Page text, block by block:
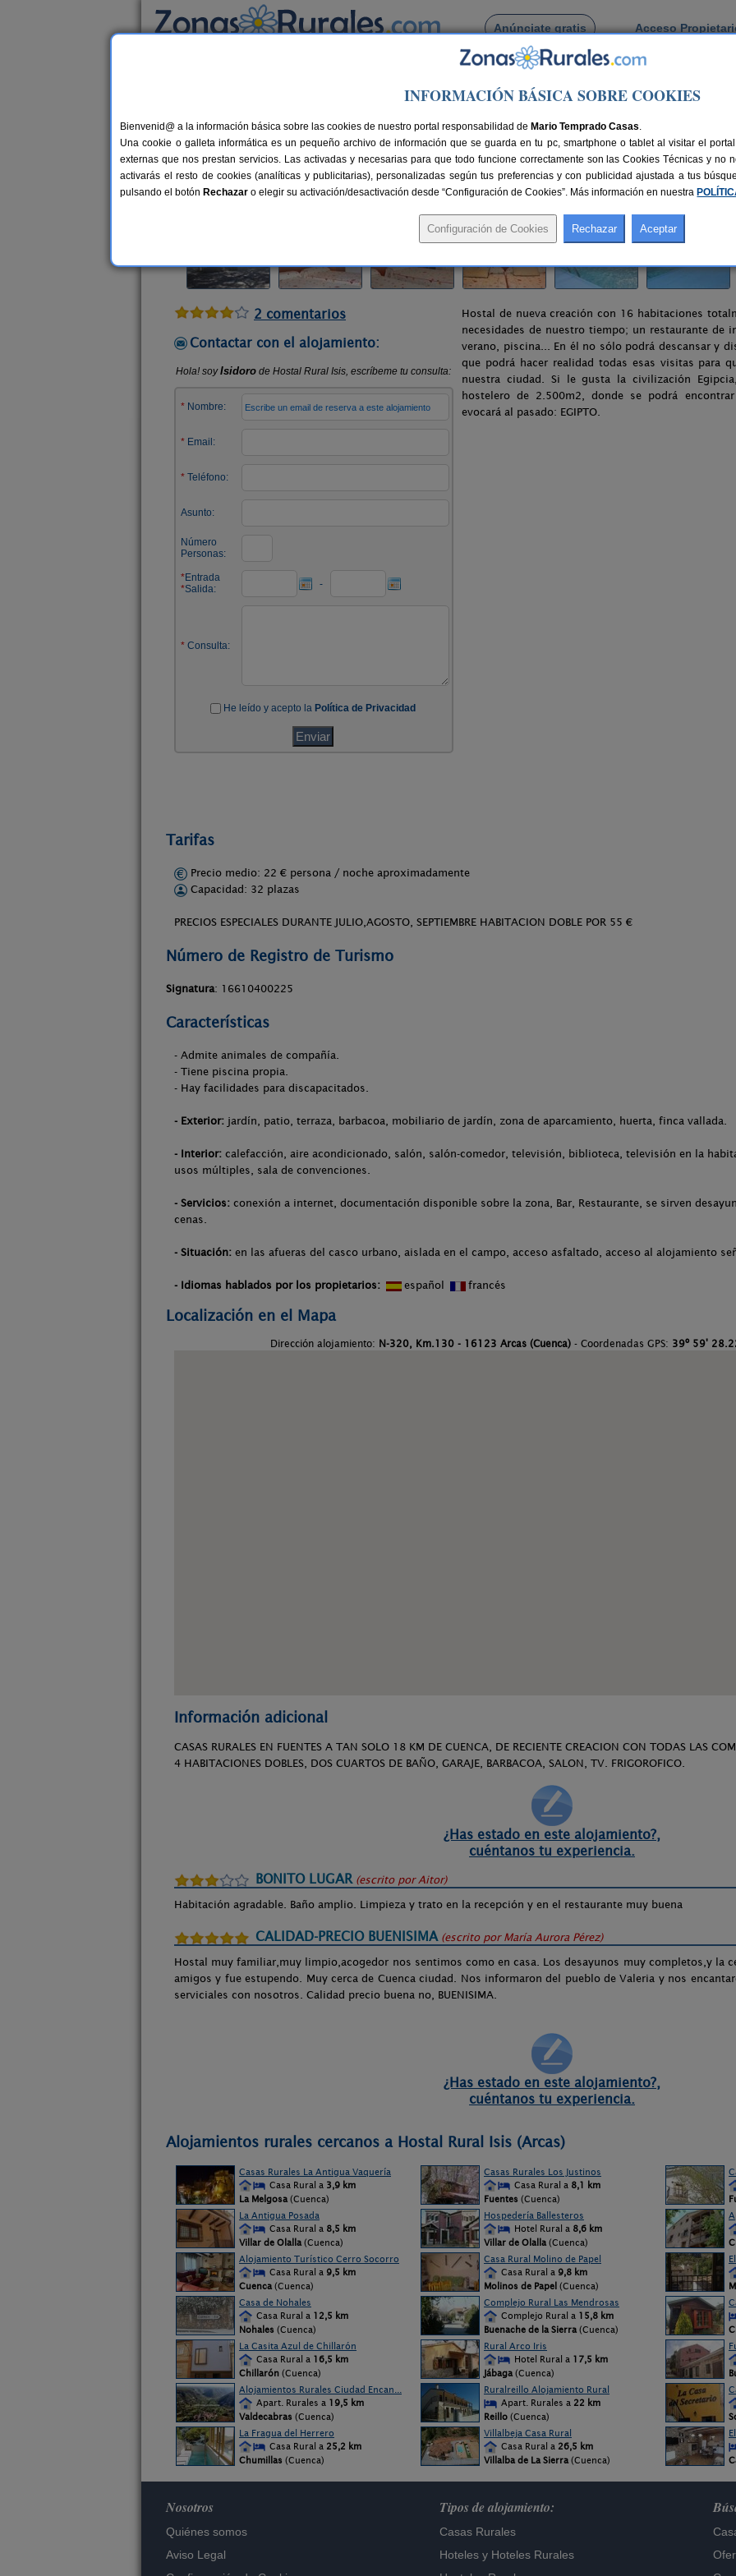
Anúnciate gratis Acceso
Busca por pueblo
> Hostal Rural Isis
Hostal Rural Isis
Hostal Rural en Arcas (Cuenca)
Alquiler por habitaciones 32 plazas 7 km de Cuenca Compartir:
2 comentarios
Contactar con el alojamiento:
Hostal de nueva creación con 16 habitaciones
necesidades de nuestro tiempo; un restaurante de
verano, piscina... En él no sólo podrá descansar y
que podrá hacer realidad todas esas visitas para
nuestra ciudad. Si le gusta la civilización
hostelero de 2.500m2, donde se podrá
evocará al pasado: EGIPTO.
Tarifas
Precio medio: 22 € persona / noche aproximadamente
Capacidad: 32 plazas
PRECIOS ESPECIALES DURANTE JULIO,AGOSTO, SEPTIEMBRE HABITACION DOBLE POR 55 €
Número de Registro de Turismo
Signatura: 16610400225
Características
- Admite animales de compañía.
- Tiene piscina propia.
- Hay facilidades para discapacitados.
- Exterior: jardín, patio, terraza, barbacoa, mobiliario de jardín, zona de aparcamiento, huerta, finca vallada.
- Interior: calefacción, aire acondicionado, salón, salón-comedor, televisión, biblioteca, televisión en la
usos múltiples, sala de convenciones.
- Servicios: conexión a internet, documentación disponible sobre la zona, Bar, Restaurante, se sirven
cenas.
- Situación: en las afueras del casco urbano, aislada en el campo, acceso asfaltado, acceso al alojamiento
- Idiomas hablados por los propietarios: español francés
Localización en el Mapa
Dirección alojamiento: N-320, Km.130 - 16123 Arcas (Cuenca) - Coordenadas GPS: 39º 59'
Información adicional
CASAS RURALES EN FUENTES A TAN SOLO 18 KM DE CUENCA, DE RECIENTE CREACION CON TODAS LAS
4 HABITACIONES DOBLES, DOS CUARTOS DE BAÑO, GARAJE, BARBACOA, SALON, TV. FRIGOROFICO.
¿Has estado en este alojamiento?,
cuéntanos tu experiencia.
BONITO LUGAR (escrito porAitor)
Habitación agradable. Baño amplio. Limpieza y trato en la recepción y en el restaurante muy buena
CALIDAD-PRECIO BUENISIMA (escrito por María Aurora Pérez)
Hostal muy familiar,muy limpio,acogedor nos sentimos como en casa. Los desayunos muy completos,y la
amigos y fue estupendo. Muy cerca de Cuenca ciudad. Nos informaron del pueblo de Valeria y nos
serviciales con nosotros. Calidad precio buena no, BUENISIMA.
¿Has estado en este alojamiento?,
cuéntanos tu experiencia.
Alojamientos rurales cercanos a Hostal Rural Isis (Arcas)
Casas Rurales La Antigua Vaquería
Casa Rural a 3,9 km
La Melgosa (Cuenca)
Casas Rurales Los Justinos
Casa Rural a 8,1 km
Fuentes (Cuenca)
La Antigua Posada
Casa Rural a 8,5 km
Villar de Olalla (Cuenca)
Hospedería Ballesteros
Hotel Rural a 8,6 km
Villar de Olalla (Cuenca)
Alojamiento Turístico Cerro Socorro
Casa Rural a 9,5 km
Cuenca (Cuenca)
Casa Rural Molino de Papel
Casa Rural a 9,8 km
Molinos de Papel (Cuenca)
Casa de Nohales
Casa Rural a 12,5 km
Nohales (Cuenca)
Complejo Rural Las Mendrosas
Complejo Rural a 15,8 km
Buenache de la Sierra (Cuenca)
La Casita Azul de Chillarón
Casa Rural a 16,5 km
Chillarón (Cuenca)
Rural Arco Iris
Hotel Rural a 17,5 km
Jábaga (Cuenca)
Alojamientos Rurales Ciudad Encan...
Apart. Rurales a 19,5 km
Valdecabras (Cuenca)
Ruralreillo Alojamiento Rural
Apart. Rurales a 22 km
Reillo (Cuenca)
La Fragua del Herrero
Casa Rural a 25,2 km
Chumillas (Cuenca)
Villalbeja Casa Rural
Casa Rural a 26,5 km
Villalba de La Sierra (Cuenca)
Nosotros
Quiénes somos
Aviso Legal
Tipos de alojamiento:
Casas Rurales
Hoteles y Hoteles Rurales
INFORMACIÓN BÁSICA SOBRE COOKIES
Bienvenid@ a la información básica sobre las cookies de nuestro portal responsabilidad de Mario Temprado Casas.
Una cookie o galleta informática es un pequeño archivo de información que se guarda en tu pc, smartphone o tablet al visitar el
externas que nos prestan servicios. Las activadas y necesarias para que todo funcione correctamente son las Cookies Técnicas y no
activarás el resto de cookies (analíticas y publicitarias), personalizadas según tus preferencias y con publicidad ajustada a tus
pulsando el botón Rechazar o elegir su activación/desactivación desde “Configuración de Cookies”. Más información en nuestra